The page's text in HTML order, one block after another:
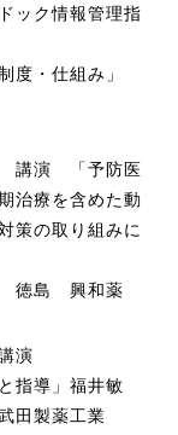
ック情報管理指
制度・仕組み」
講演 「予防医
治療を含めた動
策の取り組みに
徳島 興和薬
演
指導」福井敏
製薬工業